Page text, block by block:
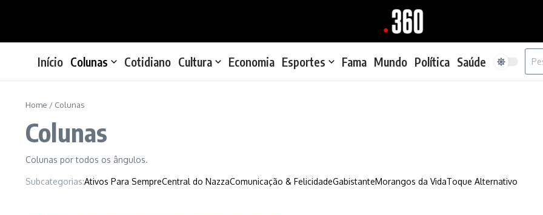
Início Colunas Cotidiano Cultura Economia Esportes Fama Mundo Política Saúde
Home / Colunas
Colunas
Colunas por todos os ângulos.
Subcategorias:Ativos Para SempreCentral do NazzaComunicação & FelicidadeGabistanteMorangos da VidaToque Alternativo